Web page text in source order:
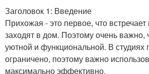
Заголовок 1: Введение
Прихожая - это первое, что встречает
заходят в дом. Поэтому очень
уютной и функциональной. В студиях
ограничено, поэтому важно
максимально эффективно.